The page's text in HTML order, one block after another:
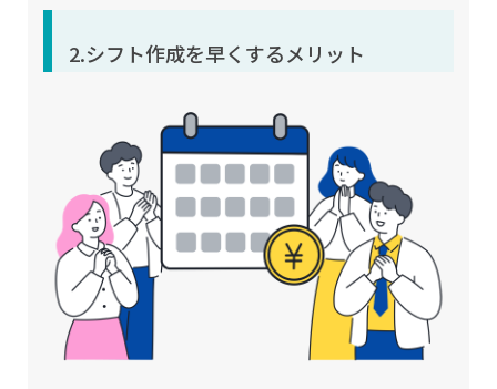
2.シフト作成を早くするメリット